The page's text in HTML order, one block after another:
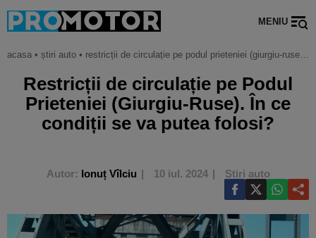
MENIU
acasa • știri auto • restricții de circulație pe podul prieteniei (giurgiu-ruse). în ce condiții se va putea folosi?
Restricții de circulație pe Podul
Prieteniei (Giurgiu-Ruse). În ce
condiții se va putea folosi?
Autor: Ionuț Vîlciu 10 iul. 2024 Știri auto